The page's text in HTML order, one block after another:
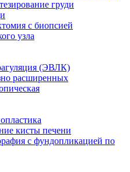
груди
с биопсией
узла
(ЭВЛК)
расширенных
кисты печени
с фундопликацией по